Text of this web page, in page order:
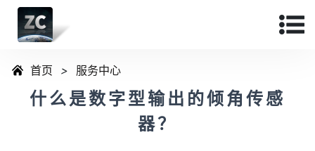
首页 > 服务中心
什么是数字型输出的倾角传感
器？